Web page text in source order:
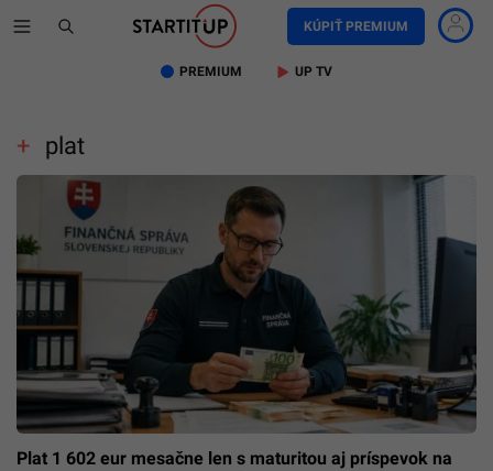
KÚPIŤ PREMIUM
PREMIUM UP TV
plat
Plat 1 602 eur mesačne len s maturitou aj príspevok na